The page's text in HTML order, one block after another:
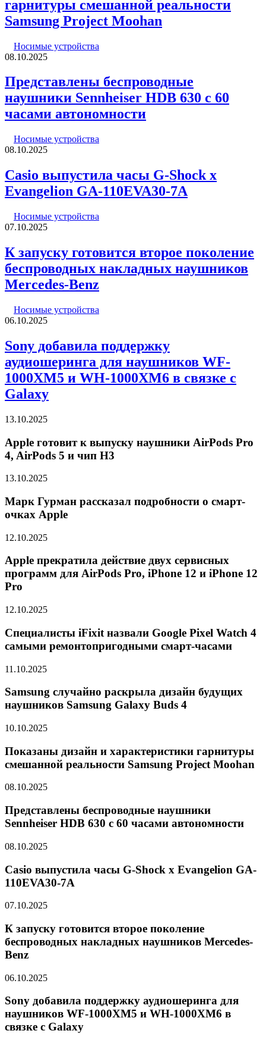
гарнитуры смешанной реальности
Samsung Project Moohan
Носимые устройства
08.10.2025
Представлены беспроводные
наушники Sennheiser HDB 630 с 60
часами автономности
Носимые устройства
08.10.2025
Casio выпустила часы G-Shock x
Evangelion GA-110EVA30-7A
Носимые устройства
07.10.2025
К запуску готовится второе поколение
беспроводных накладных наушников
Mercedes-Benz
Носимые устройства
06.10.2025
Sony добавила поддержку
аудиошеринга для наушников WF-
1000XM5 и WH-1000XM6 в связке с
Galaxy
13.10.2025
Apple готовит к выпуску наушники AirPods Pro
4, AirPods 5 и чип H3
13.10.2025
Марк Гурман рассказал подробности о смарт-
очках Apple
12.10.2025
Apple прекратила действие двух сервисных
программ для AirPods Pro, iPhone 12 и iPhone 12
Pro
12.10.2025
Специалисты iFixit назвали Google Pixel Watch 4
самыми ремонтопригодными смарт-часами
11.10.2025
Samsung случайно раскрыла дизайн будущих
наушников Samsung Galaxy Buds 4
10.10.2025
Показаны дизайн и характеристики гарнитуры
смешанной реальности Samsung Project Moohan
08.10.2025
Представлены беспроводные наушники
Sennheiser HDB 630 с 60 часами автономности
08.10.2025
Casio выпустила часы G-Shock x Evangelion GA-
110EVA30-7A
07.10.2025
К запуску готовится второе поколение
беспроводных накладных наушников Mercedes-
Benz
06.10.2025
Sony добавила поддержку аудиошеринга для
наушников WF-1000XM5 и WH-1000XM6 в
связке с Galaxy